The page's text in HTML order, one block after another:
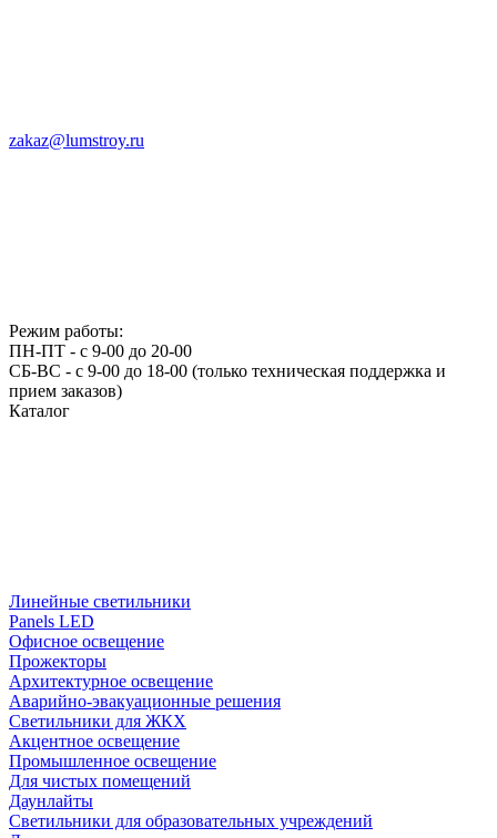
zakaz@lumstroy.ru
Режим работы:
ПН-ПТ - с 9-00 до 20-00
СБ-ВС - с 9-00 до 18-00 (только техническая поддержка и
прием заказов)
Каталог
Линейные светильники
Panels LED
Офисное освещение
Прожекторы
Архитектурное освещение
Аварийно-эвакуационные решения
Светильники для ЖКХ
Акцентное освещение
Промышленное освещение
Для чистых помещений
Даунлайты
Светильники для образовательных учреждений